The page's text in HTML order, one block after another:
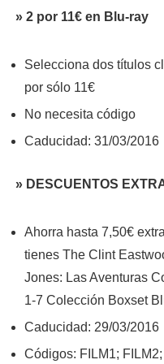
» 2 por 11€ en Blu-ray
Selecciona dos títulos
por sólo 11€
No necesita código
Caducidad: 31/03/2016
» DESCUENTOS
Ahorra hasta 7,50€
tienes The Clint
Jones: Las Aventuras
1-7 Colección Boxset
Caducidad: 29/03/2016
Códigos: FILM1;